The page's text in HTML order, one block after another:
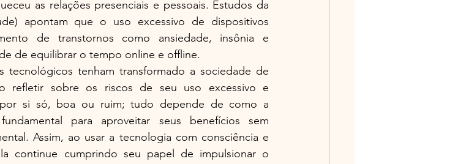
as relações presenciais e pessoais. Estudos da
apontam que o uso excessivo de dispositivos
de transtornos como ansiedade, insônia e
de equilibrar o tempo online e offline.
tecnológicos tenham transformado a sociedade de
refletir sobre os riscos de seu uso excessivo e
si só, boa ou ruim; tudo depende de como a
para aproveitar seus benefícios sem
Assim, ao usar a tecnologia com consciência e
continue cumprindo seu papel de impulsionar o